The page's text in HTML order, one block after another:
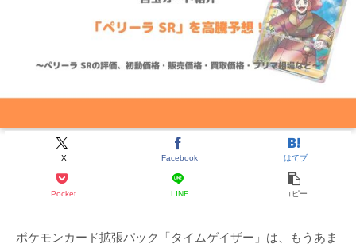
X Facebook はてブ
Pocket LINE コピー
ポケモンカード拡張パック「タイムゲイザー」は、もうあま